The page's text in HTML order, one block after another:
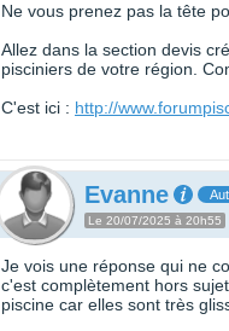
Ne vous prenez pas la tête
Allez dans la section devis
pisciniers de votre région.
C'est ici : http://
Evanne
Le 20/07/2025 à 20h55
Je vois une réponse qui ne
c'est complètement hors
piscine car elles sont très